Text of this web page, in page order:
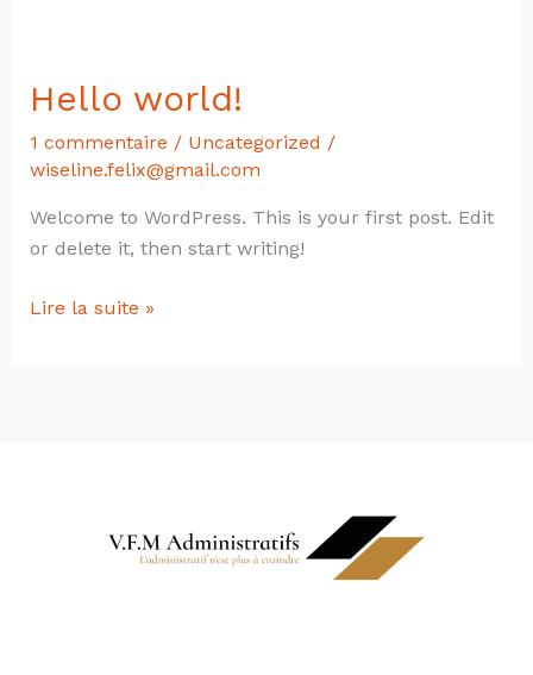
Hello world!
1 commentaire / Uncategorized /
wiseline.felix@gmail.com
Welcome to WordPress. This is your first post. Edit
or delete it, then start writing!
Hello
Lire la suite »